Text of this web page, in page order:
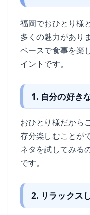
福岡でおひとり様
多くの魅力があり
ペースで食事を楽
イントです。
1. 自分の好き
おひとり様だから
存分楽しむことが
ネタを試してみる
です。
2. リラックス